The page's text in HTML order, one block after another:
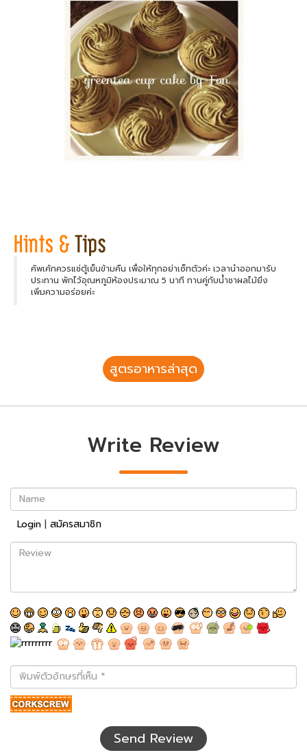
คัพเค้กควรแช่ตู้เย็นข้ามคืน เพื่อให้ทุกอย่าเซ็ทตัวค่ะ เวลานำออกมารับ
ประทาน พักไว้อุณหภูมิห้องประมาณ 5 นาที ทานคู่กับน้ำชาผลไม้ยิ่ง
เพิ่มความอร่อยค่ะ
สูตรอาหารล่าสุด
Write Review
Name
Login | สมัครสมาชิก
Review
พิมพ์
ตัว
อักษร
ที่
Send Review